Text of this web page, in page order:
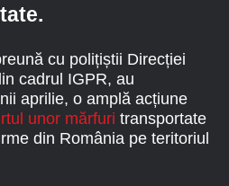
cu polițiștii Direcției
cadrul IGPR, au
aprilie, o amplă acțiune
unor mărfuri transportate
din România pe teritoriul